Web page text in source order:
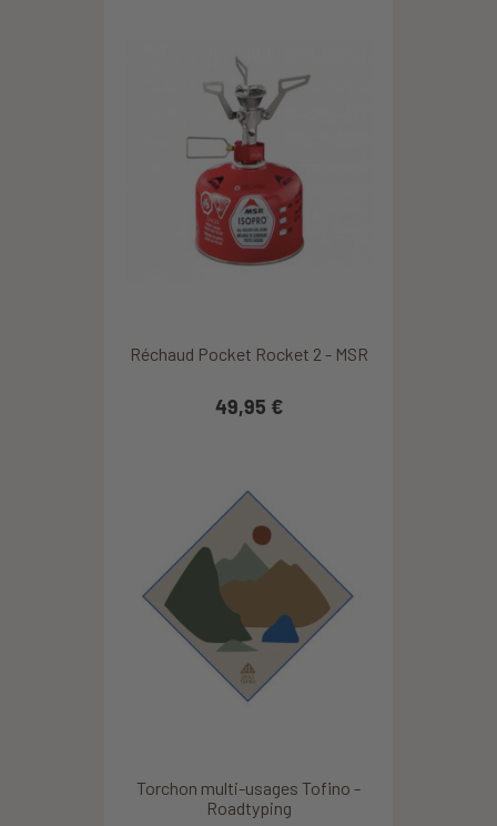
Réchaud Pocket Rocket 2 - MSR
49,95 €
Torchon multi-usages Tofino -
Roadtyping